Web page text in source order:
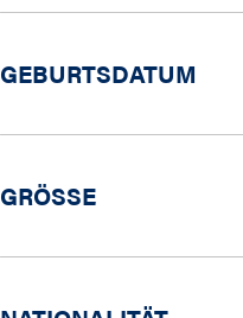
GEBURTSDATUM
GRÖSSE